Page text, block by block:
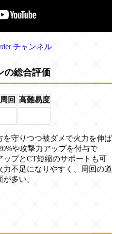
チャンネル
の総合評価
周回 高難易度
守りつつ被ダメで火力を伸ば
や攻撃力アップを付与で
ップとCT短縮のサポートも可
不足になりやすく、周回の道
多い。